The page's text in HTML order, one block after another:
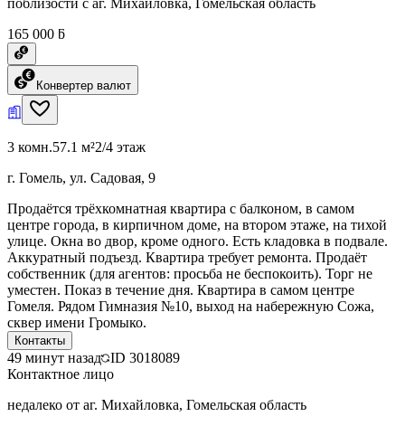
поблизости с аг. Михайловка, Гомельская область
165 000 ƃ
Конвертер валют
3 комн.57.1 м²2/4 этаж
г. Гомель, ул. Садовая, 9
Продаётся трёхкомнатная квартира с балконом, в самом
центре города, в кирпичном доме, на втором этаже, на тихой
улице. Окна во двор, кроме одного. Есть кладовка в подвале.
Аккуратный подъезд. Квартира требует ремонта. Продаёт
собственник (для агентов: просьба не беспокоить). Торг не
уместен. Показ в течение дня. Квартира в самом центре
Гомеля. Рядом Гимназия №10, выход на набережную Сожа,
сквер имени Громыко.
Контакты
49 минут назад ID 3018089
Контактное лицо
недалеко от аг. Михайловка, Гомельская область